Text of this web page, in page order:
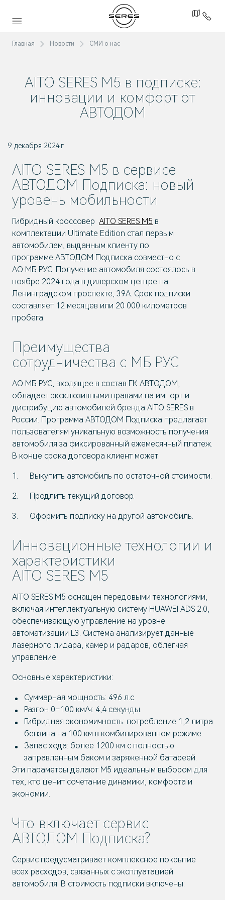
Главная Новости СМИ о нас
AITO SERES M5 в подписке:
инновации и комфорт от
АВТОДОМ
9 декабря 2024 г.
AITO SERES M5 в сервисе
АВТОДОМ Подписка: новый
уровень мобильности
Гибридный кроссовер AITO SERES M5 в
комплектации Ultimate Edition стал первым
автомобилем, выданным клиенту по
программе АВТОДОМ Подписка совместно с
АО МБ РУС. Получение автомобиля состоялось в
ноябре 2024 года в дилерском центре на
Ленинградском проспекте, 39А. Срок подписки
составляет 12 месяцев или 20 000 километров
пробега.
Преимущества
сотрудничества с МБ РУС
АО МБ РУС, входящее в состав ГК АВТОДОМ,
обладает эксклюзивными правами на импорт и
дистрибуцию автомобилей бренда AITO SERES в
России. Программа АВТОДОМ Подписка предлагает
пользователям уникальную возможность получения
автомобиля за фиксированный ежемесячный платеж.
В конце срока договора клиент может:
Выкупить автомобиль по остаточной стоимости.
Продлить текущий договор.
Оформить подписку на другой автомобиль.
Инновационные технологии и
характеристики
AITO SERES M5
AITO SERES M5 оснащен передовыми технологиями,
включая интеллектуальную систему HUAWEI ADS 2.0,
обеспечивающую управление на уровне
автоматизации L3. Система анализирует данные
лазерного лидара, камер и радаров, облегчая
управление.
Основные характеристики:
Суммарная мощность: 496 л.с.
Разгон 0–100 км/ч: 4,4 секунды.
Гибридная экономичность: потребление 1,2 литра
бензина на 100 км в комбинированном режиме.
Запас хода: более 1200 км с полностью
заправленным баком и заряженной батареей.
Эти параметры делают M5 идеальным выбором для
тех, кто ценит сочетание динамики, комфорта и
экономии.
Что включает сервис
АВТОДОМ Подписка?
Сервис предусматривает комплексное покрытие
всех расходов, связанных с эксплуатацией
автомобиля. В стоимость подписки включены: